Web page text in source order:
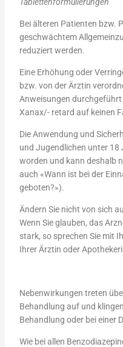
Bei älteren Patienten bzw.
geschwächtem
reduziert werden.
Eine Erhöhung oder
bzw. von der Ärztin
Anweisungen
Xanax/- retard auf keinen
Die Anwendung und
und Jugendlichen unter
worden und kann deshalb
auch «Wann ist bei der
geboten?»).
Ändern Sie nicht von sich
Wenn Sie glauben, das
stark, so sprechen Sie mit
Ihrer Ärztin oder
Nebenwirkungen treten
Behandlung auf und
Behandlung oder bei einer
Wie bei allen